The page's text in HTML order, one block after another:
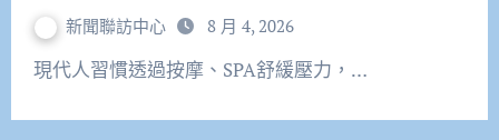
新聞聯訪中心 8 月 4, 2026
現代人習慣透過按摩、SPA舒緩壓力，…